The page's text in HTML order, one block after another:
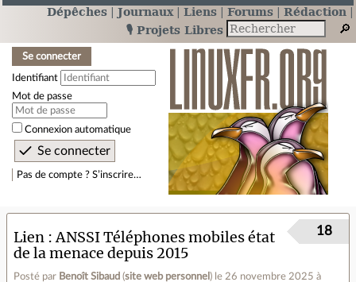
Dépêches Journaux Liens Forums
Rédaction
🎙️ Projets Libres
Se connecter
Identifiant
Mot de passe
Connexion automatique
Pas de compte ? S’inscrire…
Lien
ANSSI Téléphones mobiles état
de la menace depuis 2015
Posté par Benoît Sibaud (site web personnel ) le 26 novembre 2025 à
18